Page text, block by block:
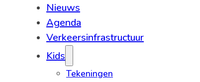
Nieuws
Agenda
Verkeersinfrastructuur
Kids
Tekeningen